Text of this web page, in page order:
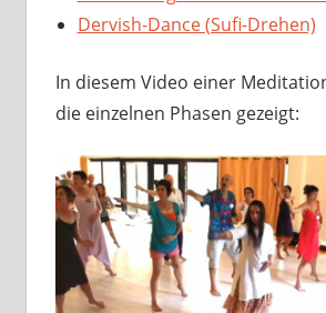
Dervish-Dance (Sufi-Drehen)
In diesem Video einer
die einzelnen Phasen gezeigt: